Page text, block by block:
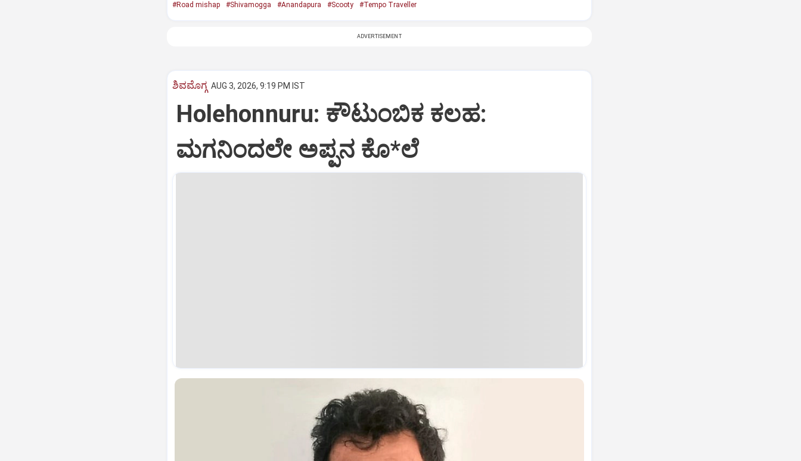
#Road mishap #Shivamogga #Anandapura #Scooty #Tempo Traveller
ADVERTISEMENT
ಶಿವಮೊಗ್ಗ AUG 3, 2026, 9:19 PM IST
Holehonnuru: ಕೌಟುಂಬಿಕ ಕಲಹ:
ಮಗನಿಂದಲೇ ಅಪ್ಪನ ಕೊ*ಲೆ